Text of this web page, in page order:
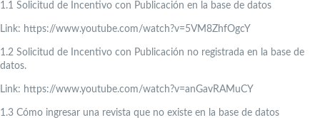
1.1 Solicitud de Incentivo con Publicación en la base de datos
Link: https://www.youtube.com/watch?v=5VM8ZhfOgcY
1.2 Solicitud de Incentivo con Publicación no registrada en la base de
datos.
Link: https://www.youtube.com/watch?v=anGavRAMuCY
1.3 Cómo ingresar una revista que no existe en la base de datos